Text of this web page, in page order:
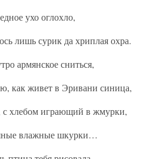
ухо оглохло,
лишь сурик да хриплая охра.
армянское сниться,
как живет в Эривани синица,
с хлебом играющий в жмурки,
влажные шкурки…